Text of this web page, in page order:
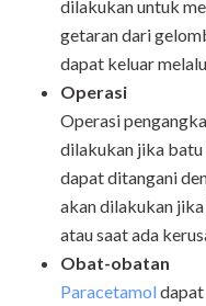
dilakukan untuk
getaran dari
dapat keluar
Operasi
Operasi
dilakukan jika
dapat ditangani
akan dilakukan
atau saat ada
Obat-obatan
Paracetamol